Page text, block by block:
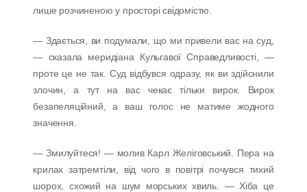
лише розчиненою у просторі свідомістю.
— Здається, ви подумали, що ми привели вас на суд,
— сказала меридіана Кульгавої Справедливості, —
проте це не так. Суд відбувся одразу, як ви здійснили
злочин, а тут на вас чекає тільки вирок. Вирок
безапеляційний, а ваш голос не матиме жодного
значення.
— Змилуйтеся! — молив Карл Желіговський. Пера на
крилах затремтіли, від чого в повітрі почувся тихий
шорох, схожий на шум морських хвиль. — Хіба це